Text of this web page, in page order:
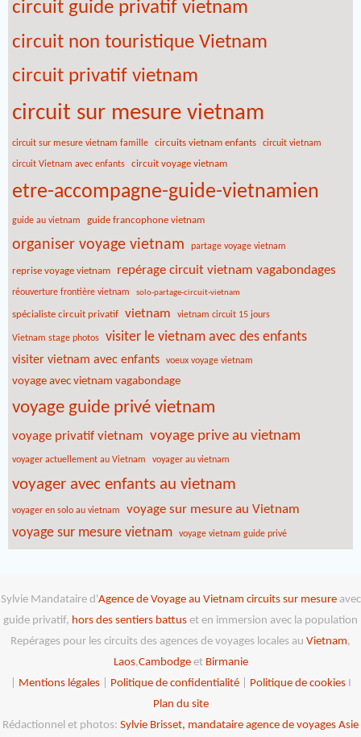
circuit guide privatif vietnam
circuit non touristique Vietnam
circuit privatif vietnam
circuit sur mesure vietnam
circuit sur mesure vietnam famille circuits vietnam enfants circuit vietnam
circuit Vietnam avec enfants circuit voyage vietnam
etre-accompagne-guide-vietnamien
guide au vietnam guide francophone vietnam
organiser voyage vietnam partage voyage vietnam
reprise voyage vietnam repérage circuit vietnam vagabondages
réouverture frontière vietnam solo-partage-circuit-vietnam
spécialiste circuit privatif vietnam vietnam circuit 15 jours
Vietnam stage photos visiter le vietnam avec des enfants
visiter vietnam avec enfants voeux voyage vietnam
voyage avec vietnam vagabondage
voyage guide privé vietnam
voyage privatif vietnam voyage prive au vietnam
voyager actuellement au Vietnam voyager au vietnam
voyager avec enfants au vietnam
voyager en solo au vietnam voyage sur mesure au Vietnam
voyage sur mesure vietnam voyage vietnam guide privé
Sylvie Mandataire d'Agence de Voyage au Vietnam circuits sur mesureavec
guide privatif, hors des sentiers battus et en immersion avec la population
Repérages pour les circuits des agences de voyages locales au Vietnam,
Laos,Cambodgeet Birmanie
Mentions légales| Politique de confidentialité| Politique de cookiesI
Plan du site
Rédactionnel et photos: Sylvie Brisset, mandataire agence de voyages Asie